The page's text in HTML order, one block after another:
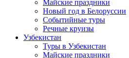
Майские праздники
Новый год в Белоруссии
Событийные туры
Речные круизы
Узбекистан
Туры в Узбекистан
Майские праздники